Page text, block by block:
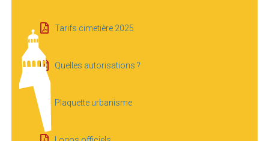
Tarifs cimetière 2025
Quelles autorisations ?
Plaquette urbanisme